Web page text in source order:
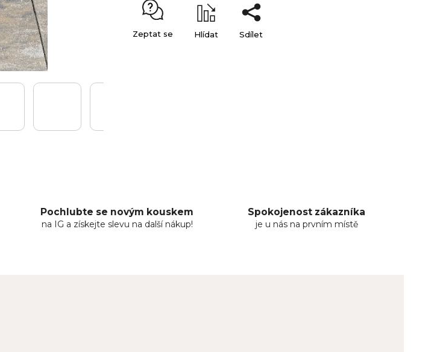
Zeptat se Hlídat Sdílet
Pochlubte se novým kouskem
na IG a získejte slevu na další nákup!
Spokojenost zákazníka
je u nás na prvním místě